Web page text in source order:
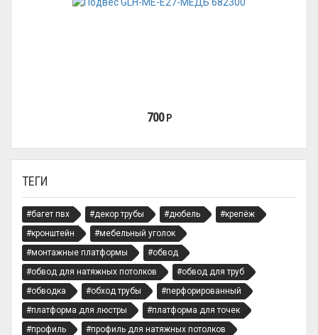
ТЕГИ
#багет пвх #декор трубы #дюбель
#крепёж
#кронштейн
#мебельный уголок
#монтажные платформы
#обвод
#обвод для натяжных потолков
#обвод для труб
#обводка
#обход трубы
#перфорированный
#платформа для люстры
#платформа для точек
#профиль
#профиль для натяжных потолков
700 Р